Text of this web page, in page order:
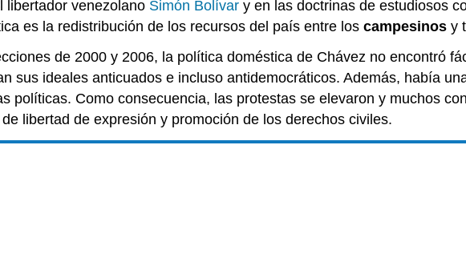
libertador venezolano Simón Bolívar y en las doctrinas de estudiosos
es la redistribución de los recursos del país entre los campesinos y
de 2000 y 2006, la política doméstica de Chávez no encontró
sus ideales anticuados e incluso antidemocráticos. Además, había
políticas. Como consecuencia, las protestas se elevaron y muchos
libertad de expresión y promoción de los derechos civiles.